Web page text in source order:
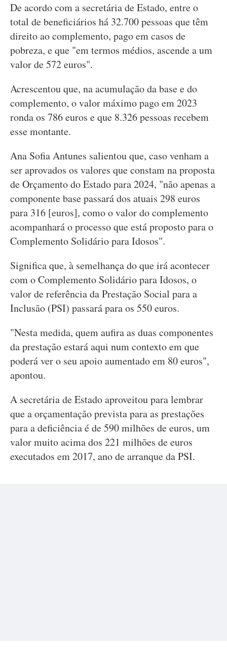
De acordo com a secretária de Estado, entre o
total de beneficiários há 32.700 pessoas que têm
direito ao complemento, pago em casos de
pobreza, e que "em termos médios, ascende a um
valor de 572 euros".
Acrescentou que, na acumulação da base e do
complemento, o valor máximo pago em 2023
ronda os 786 euros e que 8.326 pessoas recebem
esse montante.
Ana Sofia Antunes salientou que, caso venham a
ser aprovados os valores que constam na proposta
de Orçamento do Estado para 2024, "não apenas a
componente base passará dos atuais 298 euros
para 316 [euros], como o valor do complemento
acompanhará o processo que está proposto para o
Complemento Solidário para Idosos".
Significa que, à semelhança do que irá acontecer
com o Complemento Solidário para Idosos, o
valor de referência da Prestação Social para a
Inclusão (PSI) passará para os 550 euros.
"Nesta medida, quem aufira as duas componentes
da prestação estará aqui num contexto em que
poderá ver o seu apoio aumentado em 80 euros",
apontou.
A secretária de Estado aproveitou para lembrar
que a orçamentação prevista para as prestações
para a deficiência é de 590 milhões de euros, um
valor muito acima dos 221 milhões de euros
executados em 2017, ano de arranque da PSI.